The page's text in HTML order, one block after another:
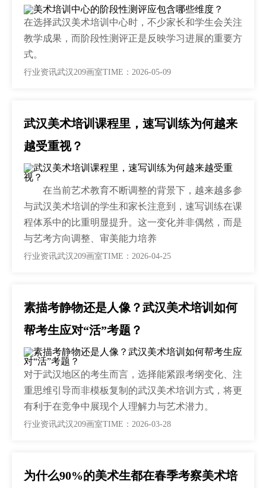
在选择武汉美术培训中心时，不少家长和学生会关注
教学成果，而阶段性测评正是反映学习进展的重要方
式。
行业资讯武汉209画室TIME：2026-05-09
武汉美术培训课程里，速写训练为何越来
越受重视？
在当前艺术教育不断调整的背景下，越来越多参
与武汉美术培训的学生和家长注意到，速写训练在课
程体系中的比重明显提升。这一变化并非偶然，而是
与艺考方向调整、审美能力培养
行业资讯武汉209画室TIME：2026-04-25
素描考静物还是人像？武汉美术培训如何
帮考生应对“活”考题？
对于武汉地区的考生而言，选择能紧跟考纲变化、注
重思维引导而非模板复制的武汉美术培训方式，将更
有利于在竞争中展现个人理解力与艺术潜力。
行业资讯武汉209画室TIME：2026-03-28
为什么90%的美术生都在春季考察美术培